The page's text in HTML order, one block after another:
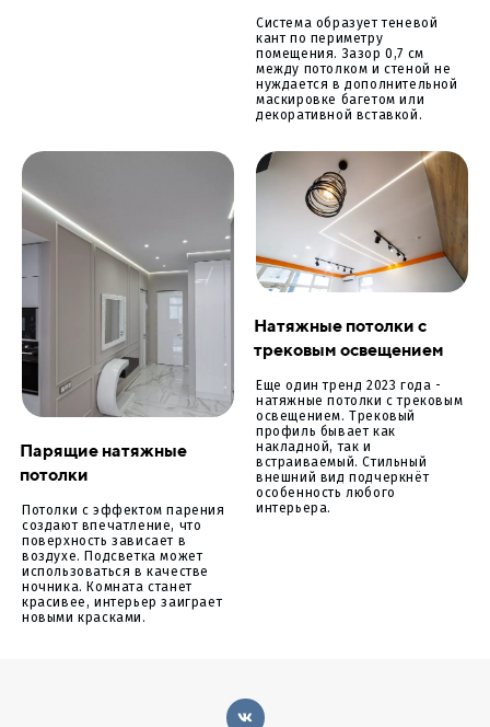
Система образует теневой
кант по периметру
помещения. Зазор 0,7 см
между потолком и стеной не
нуждается в дополнительной
маскировке багетом или
декоративной вставкой.
Парящие натяжные
потолки
Потолки с эффектом парения
создают впечатление, что
поверхность зависает в
воздухе. Подсветка может
использоваться в качестве
ночника. Комната станет
красивее, интерьер заиграет
новыми красками.
Натяжные потолки с
трековым освещением
Еще один тренд 2023 года -
натяжные потолки с трековым
освещением. Трековый
профиль бывает как
накладной, так и
встраиваемый. Стильный
внешний вид подчеркнёт
особенность любого
интерьера.